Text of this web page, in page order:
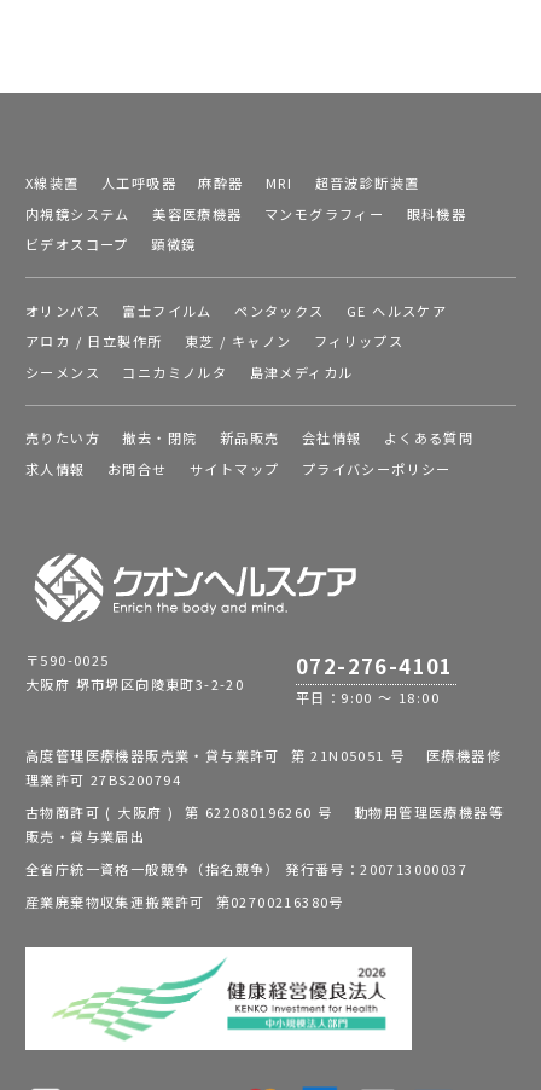
X線装置 人工呼吸器 麻酔器 MRI
超音波診断装置
内視鏡システム
美容医療機器 マンモグラフィー
眼科機器
ビデオスコープ
顕微鏡
オリンパス 富士フイルム ペンタックス
GE ヘルスケア
アロカ / 日立製作所
東芝 / キャノン
フィリップス
シーメンス
コニカミノルタ 島津メディカル
売りたい方 撤去・閉院 新品販売 会社情報
よくある質問
求人情報
お問合せ サイトマップ プライバシーポリシー
〒590-0025
大阪府 堺市堺区向陵東町3-2-20
072-276-4101
平日：9:00 ～ 18:00
高度管理医療機器販売業・貸与業許可 第 21N05051 号 医療機器修
理業許可 27BS200794
古物商許可 ( 大阪府 ) 第 622080196260 号 動物用管理医療機器等
販売・貸与業届出
全省庁統一資格一般競争（指名競争） 発行番号：200713000037
産業廃棄物収集運搬業許可 第02700216380号